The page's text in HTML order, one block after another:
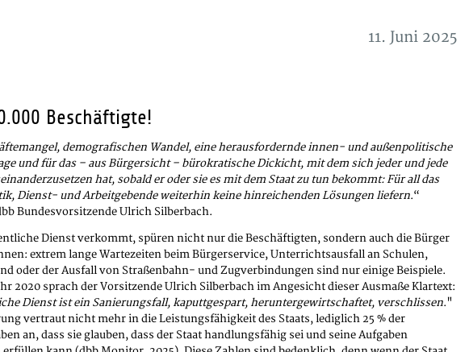
11. Juni 2025
Beschäftigte!
demografischen Wandel, eine herausfordernde innen- und außenpolitische
und für das – aus Bürgersicht – bürokratische Dickicht, mit dem sich jeder und jede
hat, sobald er oder sie es mit dem Staat zu tun bekommt: Für all das
Dienst- und Arbeitgebende weiterhin keine hinreichenden Lösungen liefern.“
Bundesvorsitzende Ulrich Silberbach.
Dienst verkommt, spüren nicht nur die Beschäftigten, sondern auch die Bürger
extrem lange Wartezeiten beim Bürgerservice, Unterrichtsausfall an Schulen,
oder der Ausfall von Straßenbahn- und Zugverbindungen sind nur einige Beispiele.
2020 sprach der Vorsitzende Ulrich Silberbach im Angesicht dieser Ausmaße Klartext:
Dienst ist ein Sanierungsfall, kaputtgespart, heruntergewirtschaftet, verschlissen."
vertraut nicht mehr in die Leistungsfähigkeit des Staats, lediglich 25 % der
an, dass sie glauben, dass der Staat handlungsfähig sei und seine Aufgaben